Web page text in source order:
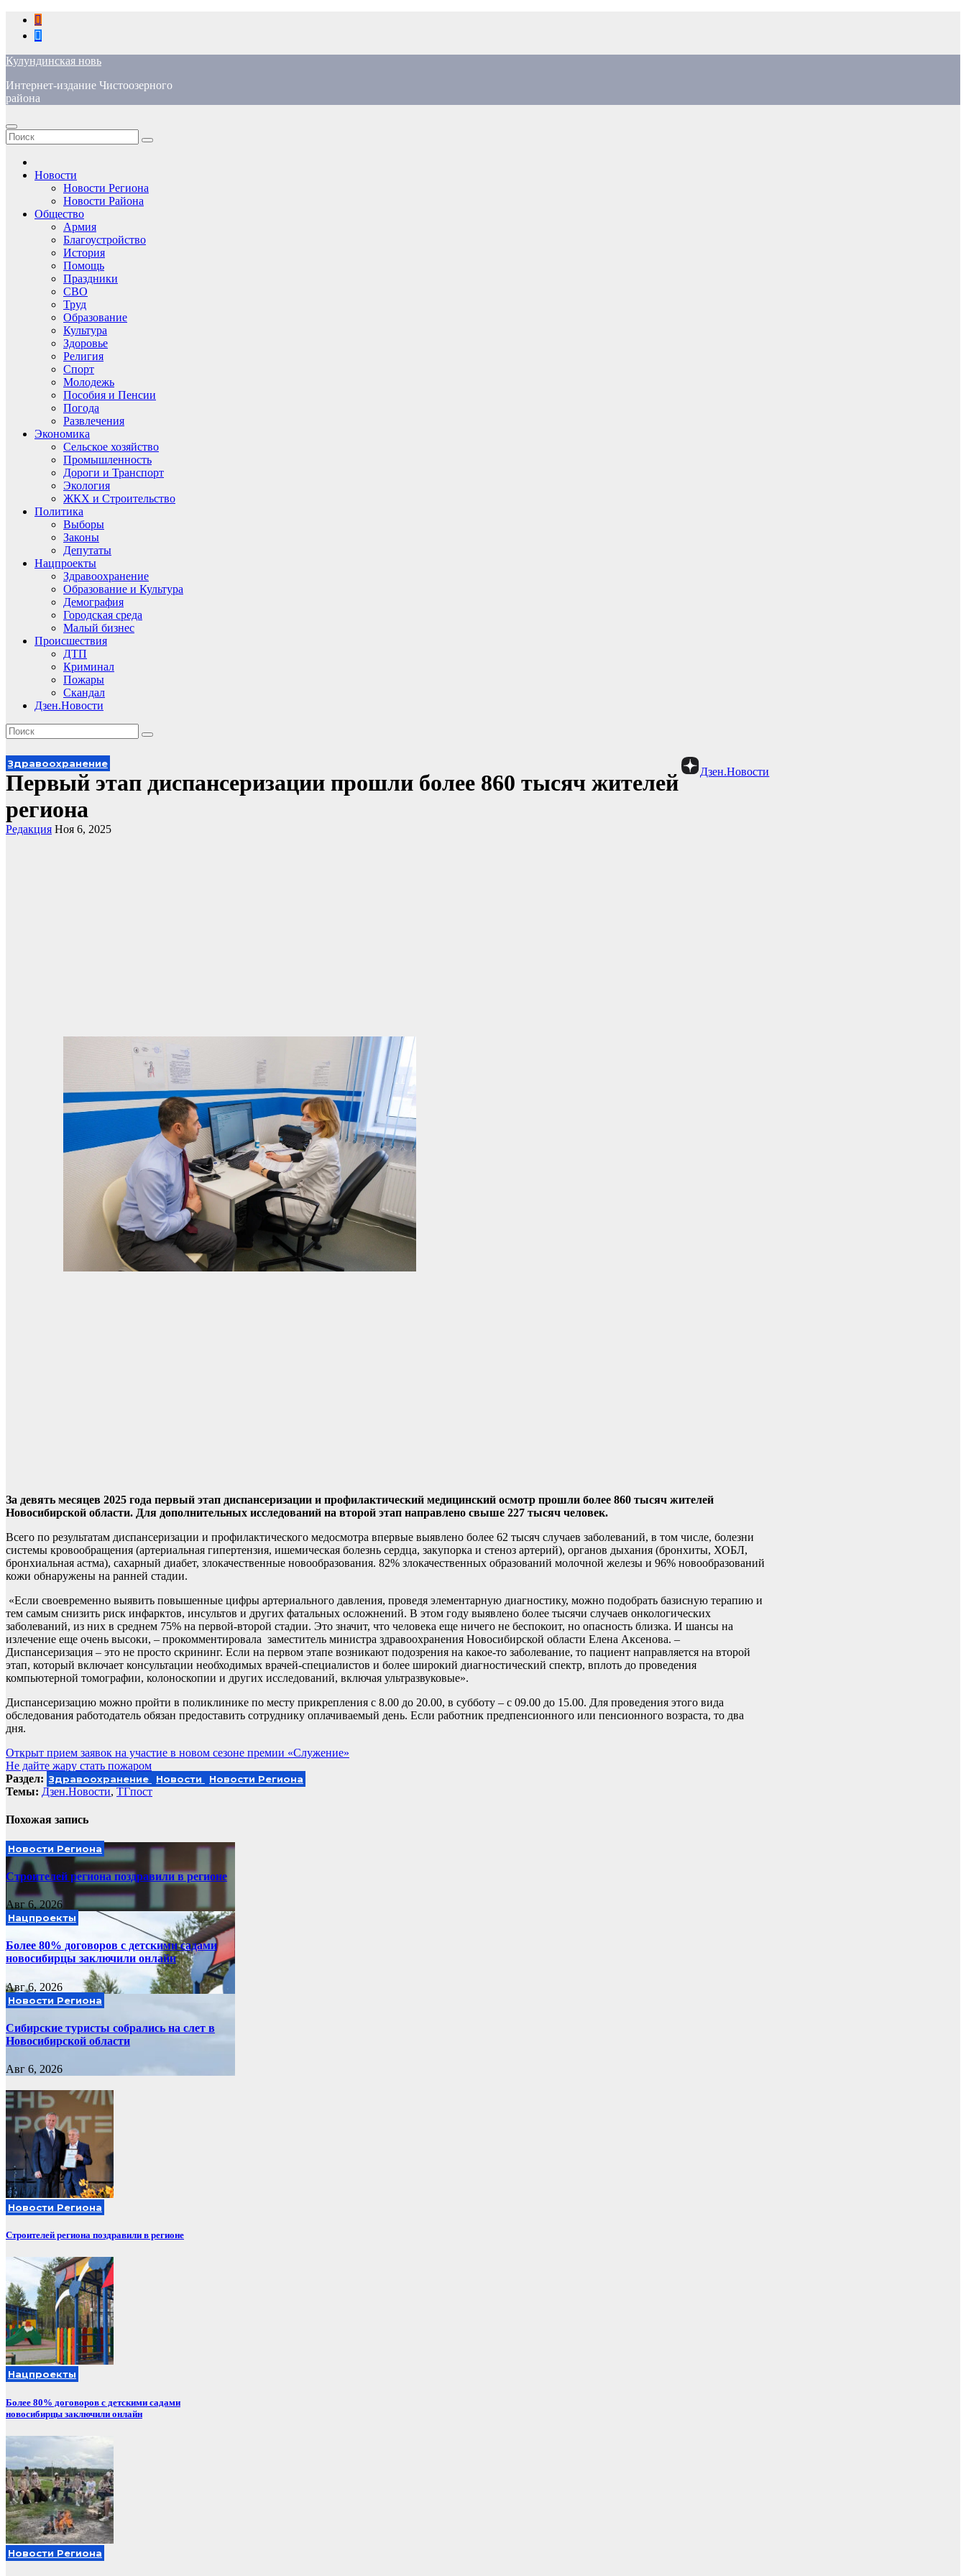
Перейти
содержимому
Кулундинская новь
Интернет-издание Чистоозерного
района
Новости
Новости Региона
Новости Района
Общество
Армия
Благоустройство
История
Помощь
Праздники
СВО
Труд
Образование
Культура
Здоровье
Религия
Спорт
Молодежь
Пособия и Пенсии
Погода
Развлечения
Экономика
Сельское хозяйство
Промышленность
Дороги и Транспорт
Экология
ЖКХ и Строительство
Политика
Выборы
Законы
Депутаты
Нацпроекты
Здравоохранение
Образование и Культура
Демография
Городская среда
Малый бизнес
Происшествия
ДТП
Криминал
Пожары
Скандал
Дзен.Новости
Дзен.Новости
Здравоохранение
Первый этап диспансеризации прошли более 860 тысяч жителей
региона
Редакция Ноя 6, 2025
За девять месяцев 2025 года первый этап диспансеризации и профилактический медицинский осмотр прошли более 860 тысяч жителей
Новосибирской области. Для дополнительных исследований на второй этап направлено свыше 227 тысяч человек.
Всего по результатам диспансеризации и профилактического медосмотра впервые выявлено более 62 тысяч случаев заболеваний, в том числе, болезни
системы кровообращения (артериальная гипертензия, ишемическая болезнь сердца, закупорка и стеноз артерий), органов дыхания (бронхиты, ХОБЛ,
бронхиальная астма), сахарный диабет, злокачественные новообразования. 82% злокачественных образований молочной железы и 96% новообразований
кожи обнаружены на ранней стадии.
«Если своевременно выявить повышенные цифры артериального давления, проведя элементарную диагностику, можно подобрать базисную терапию и
тем самым снизить риск инфарктов, инсультов и других фатальных осложнений. В этом году выявлено более тысячи случаев онкологических
заболеваний, из них в среднем 75% на первой-второй стадии. Это значит, что человека еще ничего не беспокоит, но опасность близка. И шансы на
излечение еще очень высоки, – прокомментировала заместитель министра здравоохранения Новосибирской области Елена Аксенова. –
Диспансеризация – это не просто скрининг. Если на первом этапе возникают подозрения на какое-то заболевание, то пациент направляется на второй
этап, который включает консультации необходимых врачей-специалистов и более широкий диагностический спектр, вплоть до проведения
компьютерной томографии, колоноскопии и других исследований, включая ультразвуковые».
Диспансеризацию можно пройти в поликлинике по месту прикрепления с 8.00 до 20.00, в субботу – с 09.00 до 15.00. Для проведения этого вида
обследования работодатель обязан предоставить сотруднику оплачиваемый день. Если работник предпенсионного или пенсионного возраста, то два
дня.
Навигация
по
записям
Открыт прием заявок на участие в новом сезоне премии «Служение»
Не дайте жару стать пожаром
Раздел: Здравоохранение Новости Новости Региона
Темы: Дзен.Новости, ТГпост
Похожая запись
Новости Региона
Строителей региона поздравили в регионе
Авг 6, 2026
Нацпроекты
Более 80% договоров с детскими садами
новосибирцы заключили онлайн
Авг 6, 2026
Новости Региона
Сибирские туристы собрались на слет в
Новосибирской области
Авг 6, 2026
Новости Региона
Строителей региона поздравили в регионе
Нацпроекты
Более 80% договоров с детскими садами
новосибирцы заключили онлайн
Новости Региона